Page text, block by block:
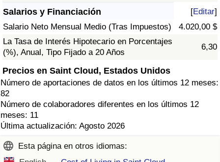
Salarios y Financiación [Editar]
Salario Neto Mensual Medio (Tras Impuestos)
4.020,00 $
La Tasa de Interés Hipotecario en Porcentajes
(%), Anual, Tipo Fijado a 20 Años
6,30
Precios en Saint Cloud, Estados Unidos
Número de aportaciones de datos en los últimos 12 meses:
82
Número de colaboradores diferentes en los últimos 12
meses: 11
Última actualización: Agosto 2026
Esta página en otros idiomas: